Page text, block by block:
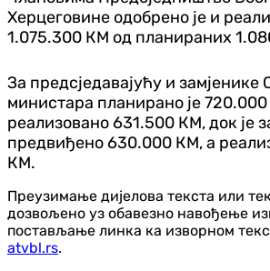
Херцеговине одобрено је и
1.075.300 КМ од планираних
За предсједавајућу и замјенике
министара планирано је 720.000
реализовано 631.500 КМ, док је
предвиђено 630.000 КМ, а
КМ.
Преузимање дијелова текста или
дозвољено уз обавезно навођење
постављање линка ка изворном
atvbl.rs.